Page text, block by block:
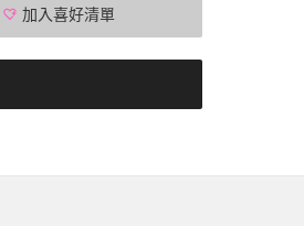
加入喜好清單